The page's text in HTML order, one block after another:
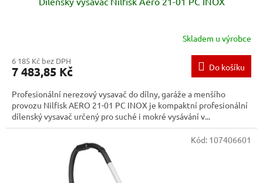
Skladem u výrobce
6 185 Kč bez DPH
7 483,85 Kč Do košíku
Profesionální nerezový vysavač do dílny, garáže a menšího
provozu Nilfisk AERO 21-01 PC INOX je kompaktní profesionální
dílenský vysavač určený pro suché i mokré vysávání v...
Kód: 107406601